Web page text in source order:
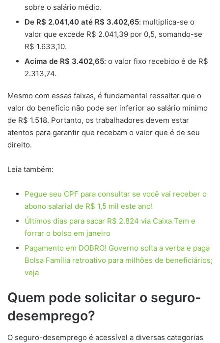
sobre o salário médio.
De R$ 2.041,40 até R$ 3.402,65: multiplica-se o
valor que excede R$ 2.041,39 por 0,5, somando-se
R$ 1.633,10.
Acima de R$ 3.402,65: o valor fixo recebido é de R$
2.313,74.
Mesmo com essas faixas, é fundamental ressaltar que o
valor do benefício não pode ser inferior ao salário mínimo
de R$ 1.518. Portanto, os trabalhadores devem estar
atentos para garantir que recebam o valor que é de seu
direito.
Leia também:
Pegue seu CPF para consultar se você vai receber o
abono salarial de R$ 1,5 mil este ano!
Últimos dias para sacar R$ 2.824 via Caixa Tem e
forrar o bolso em janeiro
Pagamento em DOBRO! Governo solta a verba e paga
Bolsa Família retroativo para milhões de beneficiários;
veja
Quem pode solicitar o seguro-
desemprego?
O seguro-desemprego é acessível a diversas categorias